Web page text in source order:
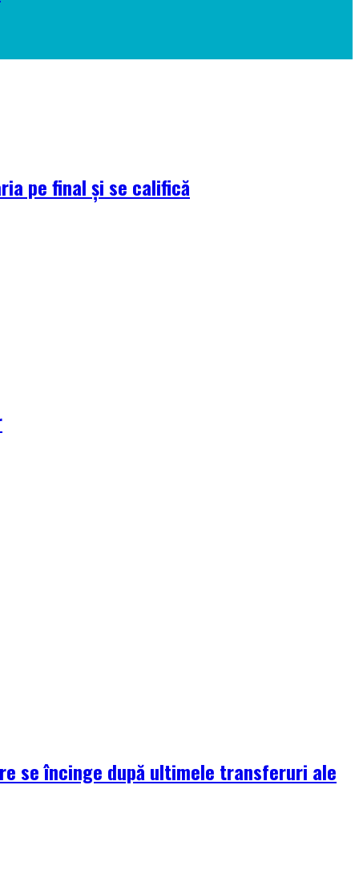
pe final și se califică
se încinge după ultimele transferuri ale